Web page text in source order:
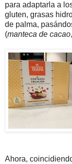
para adaptarla a
gluten, grasas
de palma,
(manteca de cacao,
Ahora,